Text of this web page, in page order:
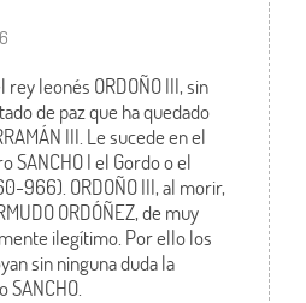
leonés ORDOÑO III, sin
de paz que ha quedado
III. Le sucede en el
SANCHO I el Gordo o el
966). ORDOÑO III, al morir,
ORDÓÑEZ, de muy
ilegítimo. Por ello los
sin ninguna duda la